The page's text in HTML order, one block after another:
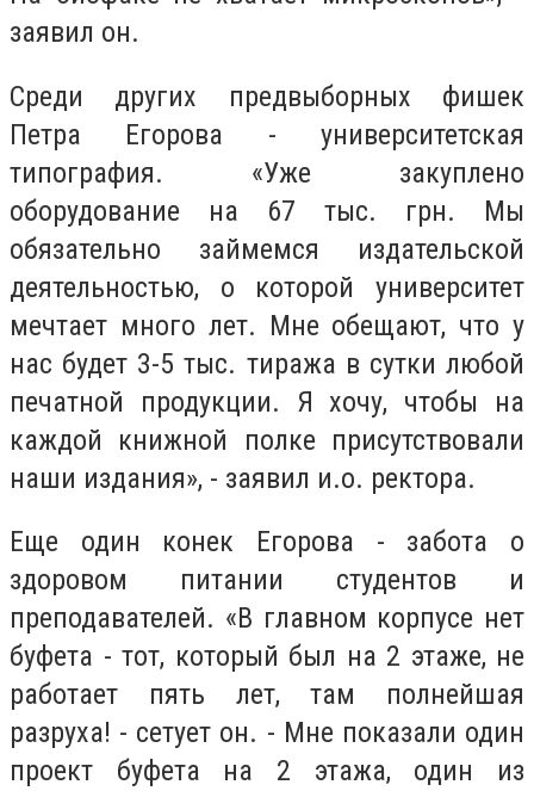
заявил он.
Среди других предвыборных фишек
Петра Егорова - университетская
типография. «Уже закуплено
оборудование на 67 тыс. грн. Мы
обязательно займемся издательской
деятельностью, о которой университет
мечтает много лет. Мне обещают, что у
нас будет 3-5 тыс. тиража в сутки любой
печатной продукции. Я хочу, чтобы на
каждой книжной полке присутствовали
наши издания», - заявил и.о. ректора.
Еще один конек Егорова - забота о
здоровом питании студентов и
преподавателей. «В главном корпусе нет
буфета - тот, который был на 2 этаже, не
работает пять лет, там полнейшая
разруха! - сетует он. - Мне показали один
проект буфета на 2 этажа, один из